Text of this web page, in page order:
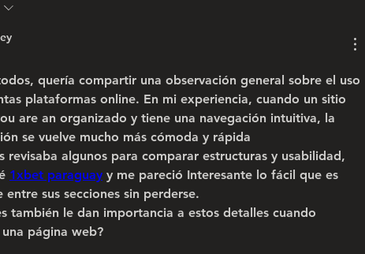
quería compartir una observación general sobre el uso
plataformas online. En mi experiencia, cuando un sitio
are an organizado y tiene una navegación intuitiva, la
se vuelve mucho más cómoda y rápida
revisaba algunos para comparar estructuras y usabilidad,
1xbet paraguay y me pareció Interesante lo fácil que es
entre sus secciones sin perderse.
también le dan importancia a estos detalles cuando
página web?